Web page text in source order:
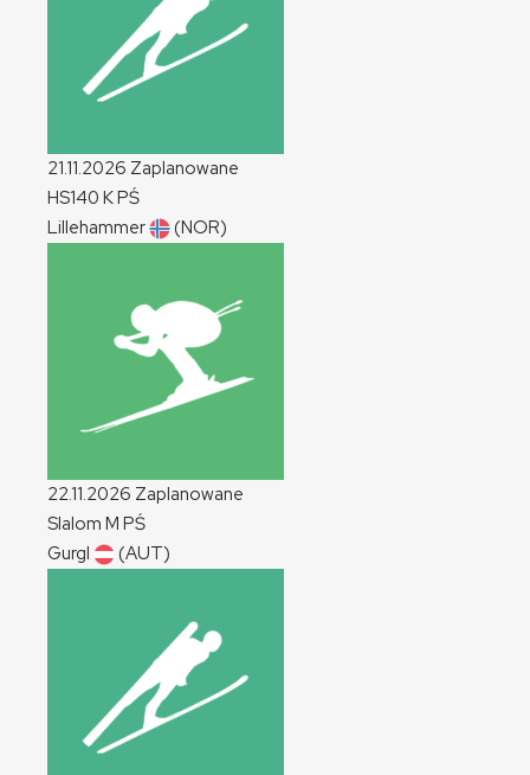
21.11.2026 Zaplanowane
HS140 KPŚ
Lillehammer
(NOR)
22.11.2026 Zaplanowane
Slalom M PŚ
Gurgl
(AUT)